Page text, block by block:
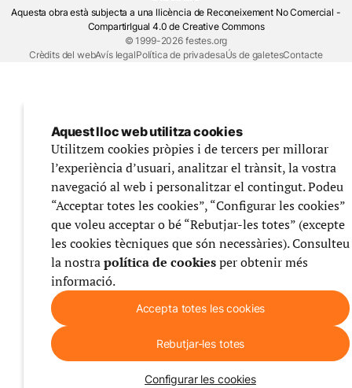
Aquesta obra està subjecta a una llicència de Reconeixement No Comercial -
CompartirIgual 4.0 de Creative Commons
© 1999-2026 festes.org
Crèdits del webAvís legalPolítica de privadesaÚs de galetesContacte
Aquest lloc web utilitza cookies
Utilitzem cookies pròpies i de tercers per millorar
l’experiència d’usuari, analitzar el trànsit, la vostra
navegació al web i personalitzar el contingut. Podeu
“Acceptar totes les cookies”, “Configurar les cookies”
que voleu acceptar o bé “Rebutjar-les totes” (excepte
les cookies tècniques que són necessàries). Consulteu
la nostrapolítica de cookiesper obtenir més
informació.
Accepta totes les cookies
Rebutjar-les totes
Configurar les cookies